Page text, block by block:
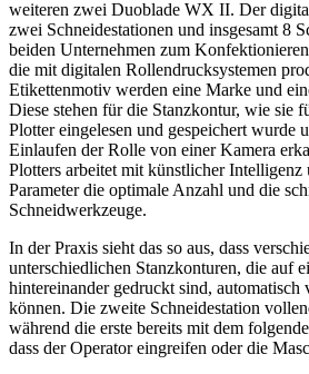
weiteren zwei Duoblade WX II. Der
zwei Schneidestationen und insgesamt 8
beiden Unternehmen zum
die mit digitalen Rollendrucksystemen
Etikettenmotiv werden eine Marke und
Diese stehen für die Stanzkontur, wie sie
Plotter eingelesen und gespeichert wurde
Einlaufen der Rolle von einer Kamera
Plotters arbeitet mit künstlicher Intelligenz
Parameter die optimale Anzahl und die
Schneidwerkzeuge.
In der Praxis sieht das so aus, dass
unterschiedlichen Stanzkonturen, die auf
hintereinander gedruckt sind, automatisch
können. Die zweite Schneidestation
während die erste bereits mit dem
dass der Operator eingreifen oder die